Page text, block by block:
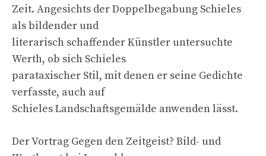
Zeit. Angesichts der Doppelbegabung Schieles
als bildender und
literarisch schaffender Künstler untersuchte
Werth, ob sich Schieles
parataxischer Stil, mit denen er seine Gedichte
verfasste, auch auf
Schieles Landschaftsgemälde anwenden lässt.
Der Vortrag Gegen den Zeitgeist? Bild- und